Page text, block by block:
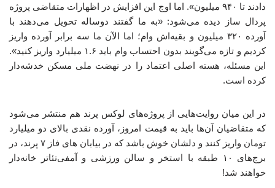
دادند تا ۹۴۰ میلیون». اما اوج این افزایش در اظهارات متقاضی پروژه
پردال ساز دیده می‌شود: «به ما گفتند دوساله تحویل می‌دهند با
آورده ۳۲۰ میلیون و بقیه‌اش وام؛ اما الآن ما سه برابر آورده واریز
کردیم و تازه می‌گویند بدون احتساب وام باید ۱.۶ میلیارد واریز کنید».
این مسئله، هسته اصلی اعتماد را در نهضت ملی مسکن خدشه‌دار
کرده است.
در این میان روایت‌هایی از پروژه‌های لوکس پرند هم منتشر می‌شود
که متقاضیان آن‌ها باید به قیمت امروز، آورده نقدی بالای دو میلیارد
تومان واریز کنند و دلشان خوش باشد که در بیابان های فاز ۷ پرند، در
برج‌های ۱۰ طبقه با استخر و سالن ورزشی و آمفی‌تئاتر خانه‌دار
خواهند شد!